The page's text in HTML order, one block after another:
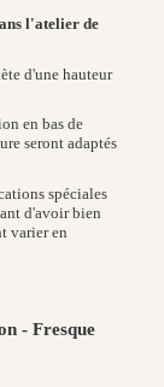
l'atelier de
d'une hauteur
en bas de
seront adaptés
spéciales
d'avoir bien
varier en
- Fresque